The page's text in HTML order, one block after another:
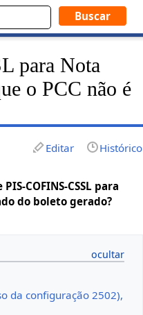
para Nota
o PCC não é
Editar Histórico
COFINS-CSSL para
do boleto gerado?
da configuração 2502),